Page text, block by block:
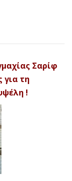
Σαρίφ
για τη
!